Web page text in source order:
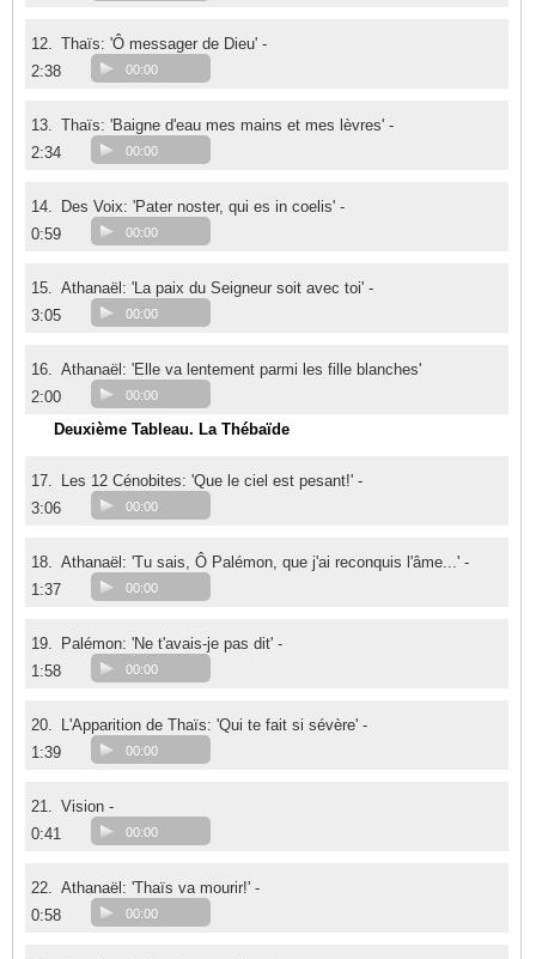
12. Thaïs: 'Ô messager de Dieu' -
2:38
00:00
13. Thaïs: 'Baigne d'eau mes mains et mes lèvres' -
2:34
00:00
14.
Des Voix: 'Pater noster, qui es in coelis' -
0:59
00:00
15. Athanaël: 'La paix du Seigneur soit avec toi' -
3:05
00:00
16. Athanaël: 'Elle va lentement parmi les fille blanches'
2:00
00:00
Deuxième Tableau. La Thébaïde
17.
Les 12 Cénobites: 'Que le ciel est pesant!' -
3:06
00:00
18. Athanaël: 'Tu sais, Ô Palémon, que j'ai reconquis l'âme...' -
1:37
00:00
19.
Palémon: 'Ne t'avais-je pas dit' -
1:58
00:00
20.
L'Apparition de Thaïs: 'Qui te fait si sévère' -
1:39
00:00
21. Vision -
0:41
00:00
22. Athanaël: 'Thaïs va mourir!' -
0:58
00:00